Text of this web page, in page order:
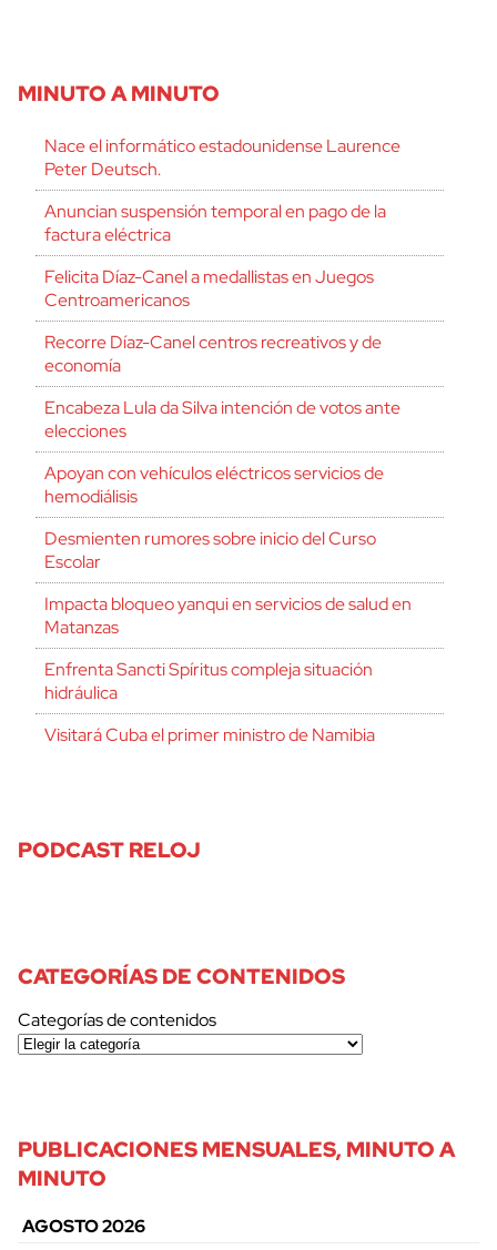
MINUTO A MINUTO
Nace el informático estadounidense Laurence
Peter Deutsch.
Anuncian suspensión temporal en pago de la
factura eléctrica
Felicita Díaz-Canel a medallistas en Juegos
Centroamericanos
Recorre Díaz-Canel centros recreativos y de
economía
Encabeza Lula da Silva intención de votos ante
elecciones
Apoyan con vehículos eléctricos servicios de
hemodiálisis
Desmienten rumores sobre inicio del Curso
Escolar
Impacta bloqueo yanqui en servicios de salud en
Matanzas
Enfrenta Sancti Spíritus compleja situación
hidráulica
Visitará Cuba el primer ministro de Namibia
PODCAST RELOJ
CATEGORÍAS DE CONTENIDOS
Categorías de contenidos
PUBLICACIONES MENSUALES, MINUTO A
MINUTO
AGOSTO 2026